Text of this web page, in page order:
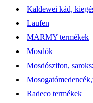
Kaldewei kád,
Laufen
MARMY termékek
Mosdók
Mosdószifon,
Radeco termékek